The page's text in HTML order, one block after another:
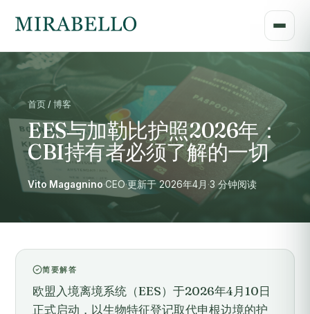
首页 / 博客
EES与加勒比护照2026年：
CBI持有者必须了解的一切
Vito Magagnino·CEO·更新于 2026年4月 ·3 分钟阅读
简要解答
欧盟入境离境系统（EES）于2026年4月10日
正式启动，以生物特征登记取代申根边境的护